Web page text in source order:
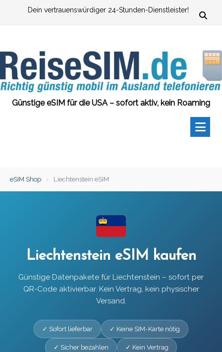
Dein vertrauenswürdiger 24-Stunden-Dienstleister!
Günstige eSIM für die USA – sofort aktiv, kein Roaming
eSIM Shop › Liechtenstein eSIM
Liechtenstein eSIM kaufen
Günstige Datenpakete für Liechtenstein – sofort per
QR-Code aktivierbar. Kein Vertrag, kein physischer
Versand.
✓ Sofort lieferbar ✓ Keine SIM-Karte nötig
✓ Sicher bezahlen ✓ Kein Vertrag